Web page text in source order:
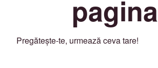
pagina
Pregătește-te, urmează ceva tare!